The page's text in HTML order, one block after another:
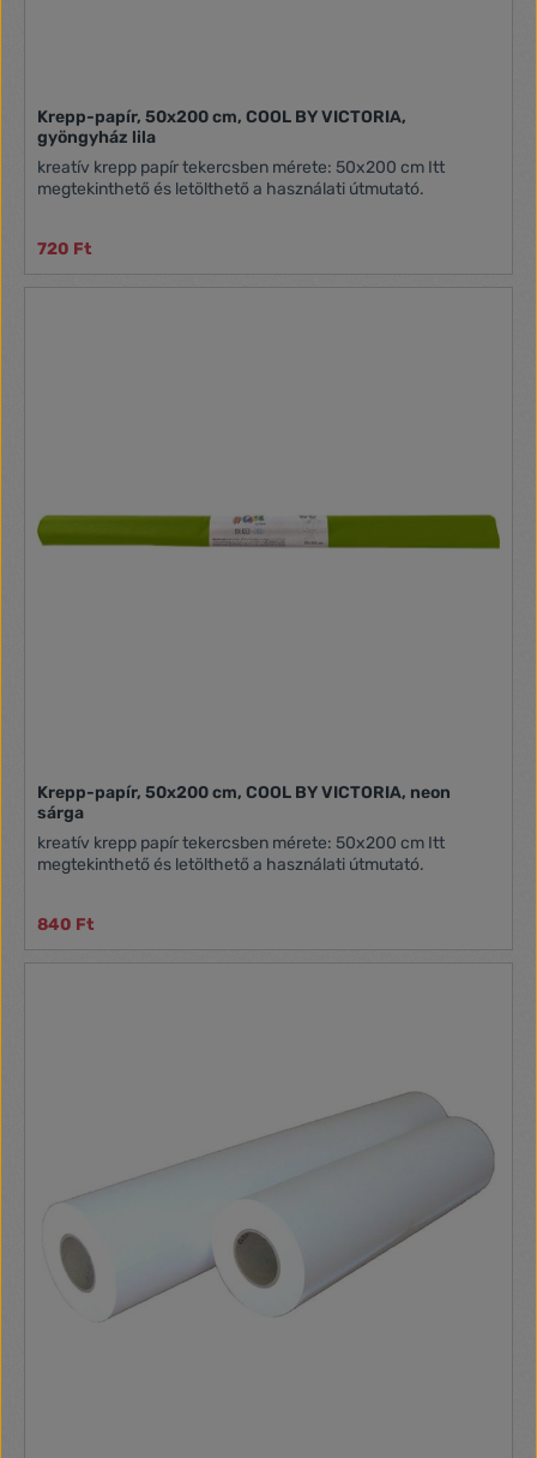
Krepp-papír, 50x200 cm, COOL BY VICTORIA,
gyöngyház lila
kreatív krepp papír tekercsben mérete: 50x200 cm Itt
megtekinthető és letölthető a használati útmutató.
720 Ft
Krepp-papír, 50x200 cm, COOL BY VICTORIA, neon
sárga
kreatív krepp papír tekercsben mérete: 50x200 cm Itt
megtekinthető és letölthető a használati útmutató.
840 Ft